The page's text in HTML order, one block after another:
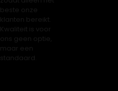
beste onze
klanten bereikt.
Kwaliteit is voor
ons geen optie,
maar een
standaard.